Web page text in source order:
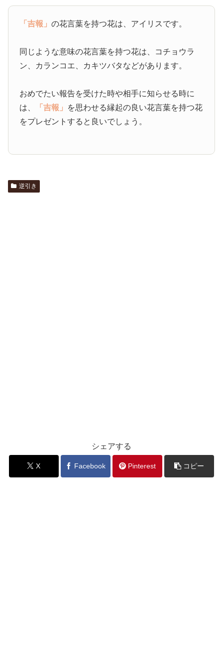
「吉報」の花言葉を持つ花は、アイリスです。
同じような意味の花言葉を持つ花は、コチョウラ
ン、カランコエ、カキツバタなどがあります。
おめでたい報告を受けた時や相手に知らせる時に
は、
「吉報」 を思わせる縁起の良い花言葉を持つ花
をプレゼントすると良いでしょう。
逆引き
シェアする
X Facebook Pinterest コピー